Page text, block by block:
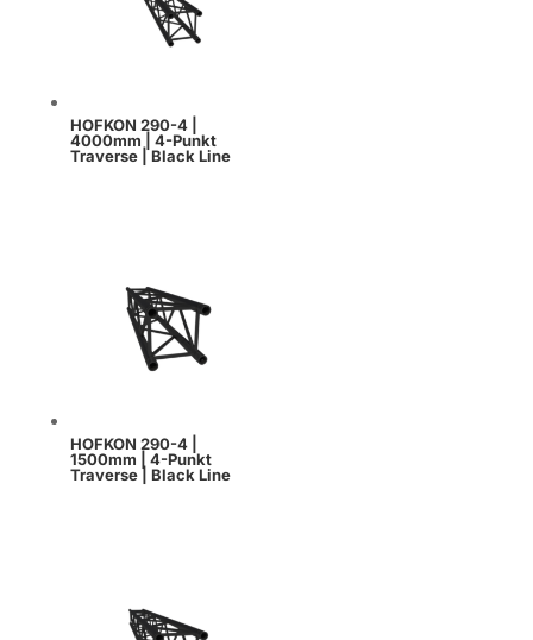
HOFKON 290-4 |
4000mm | 4-Punkt
Traverse | Black Line
HOFKON 290-4 |
1500mm | 4-Punkt
Traverse | Black Line